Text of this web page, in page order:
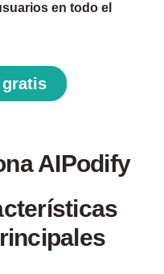
en todo el
gratis
AIPodify